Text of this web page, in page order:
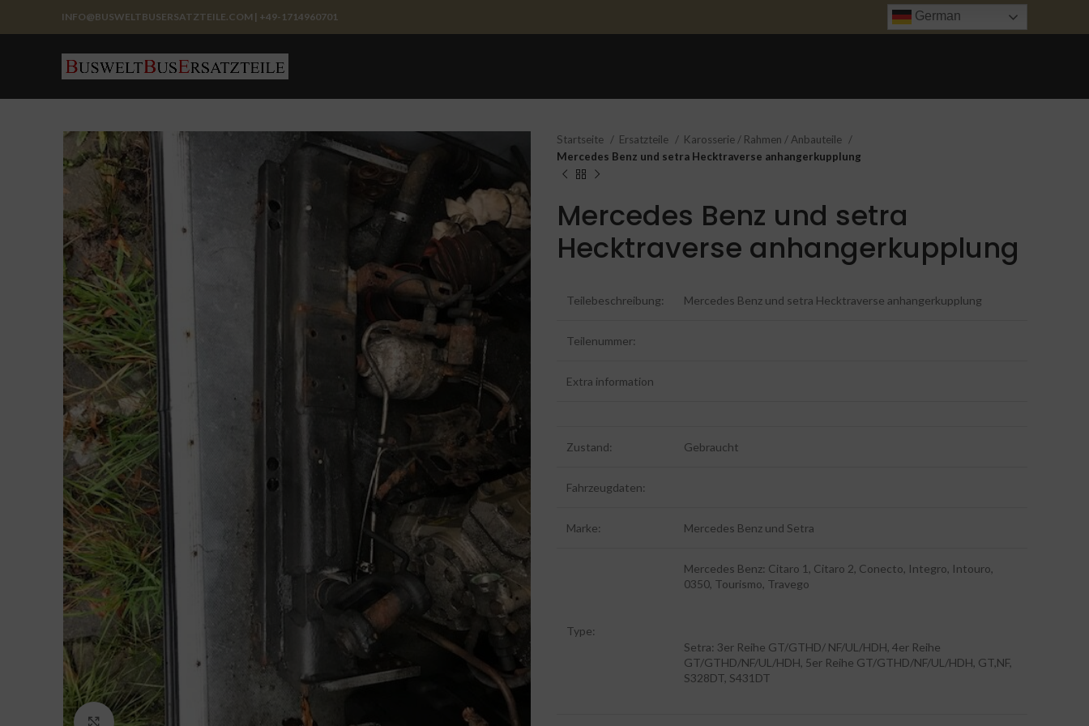
INFO@BUSWELTBUSERSATZTEILE.COM | +49-1714960701 German
Click to enlarge
Startseite Ersatzteile
Karosserie / Rahmen / Anbauteile
Mercedes Benz und setra Hecktraverse anhangerkupplung
Mercedes Benz und setra
Hecktraverse anhangerkupplung
Teilebeschreibung: Mercedes Benz und setra Hecktraverse anhangerkupplung
Teilenummer:
Extra information
Zustand: Gebraucht
Fahrzeugdaten:
Marke: Mercedes Benz und Setra
Type:
Mercedes Benz: Citaro 1, Citaro 2, Conecto, Integro, Intouro,
0350, Tourismo, Travego
Setra: 3er Reihe GT/GTHD/ NF/UL/HDH, 4er Reihe
GT/GTHD/NF/UL/HDH, 5er Reihe GT/GTHD/NF/UL/HDH, GT,NF,
S328DT, S431DT